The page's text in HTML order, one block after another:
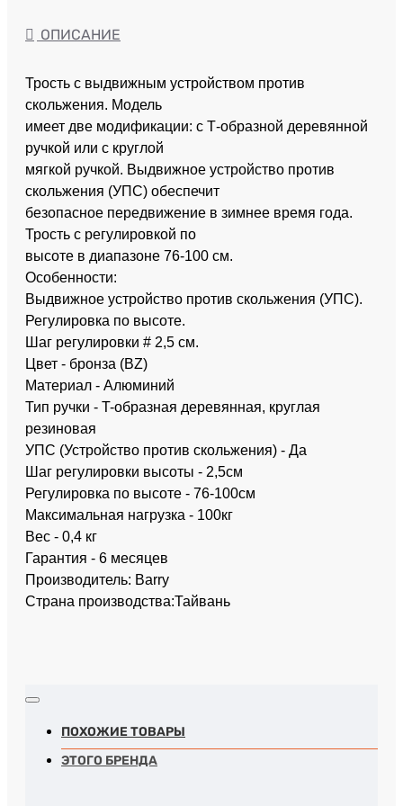
ОПИСАНИЕ
Трость с выдвижным устройством против
скольжения. Модель
имеет две модификации: с Т-образной деревянной
ручкой или с круглой
мягкой ручкой. Выдвижное устройство против
скольжения (УПС) обеспечит
безопасное передвижение в зимнее время года.
Трость с регулировкой по
высоте в диапазоне 76-100 см.
Особенности:
Выдвижное устройство против скольжения (УПС).
Регулировка по высоте.
Шаг регулировки # 2,5 см.
Цвет - бронза (BZ)
Материал - Алюминий
Тип ручки - T-образная деревянная, круглая
резиновая
УПС (Устройство против скольжения) - Да
Шаг регулировки высоты - 2,5см
Регулировка по высоте - 76-100см
Максимальная нагрузка - 100кг
Вес - 0,4 кг
Гарантия - 6 месяцев
Производитель: Barry
Страна производства:Тайвань
ПОХОЖИЕ ТОВАРЫ
ЭТОГО БРЕНДА